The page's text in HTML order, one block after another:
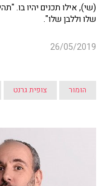
(שי), אילו תכנים יהיו בו.
שלו וללבן שלו".
26/05/2019
הומור צופית גרנט